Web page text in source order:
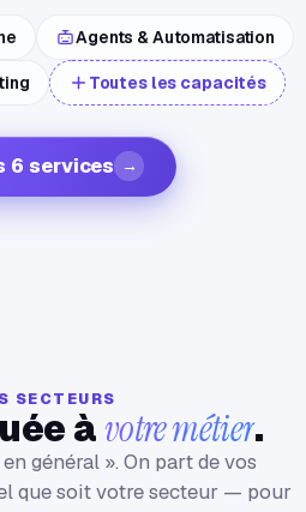
Agents & Automatisation
Toutes les capacités
6 services →
SECTEURS
àvotre métier.
général ». On part de vos
que soit votre secteur — pour